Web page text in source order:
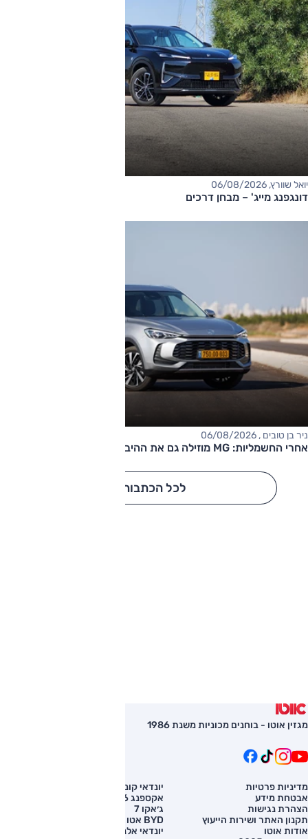
יואל שוורץ, 06/08/2026
דונגפנג מייג' – מבחן דרכים
ניר בן טובים , 06/08/2026
אחרי החשמליות: MG מוזילה גם את ההיברידיות
לכל הכתבות
מגזין אוטו - בוחנים מכוניות משנת 1986
מדיניות פרטיות
אבטחת מידע
הצהרת נגישות
תקנון האתר ושירות הייעוץ
אודות אוטו
יונדאי קונה
אקספנג G6
ג׳אקו 7
BYD אטו 3
יונדאי אלנטרה